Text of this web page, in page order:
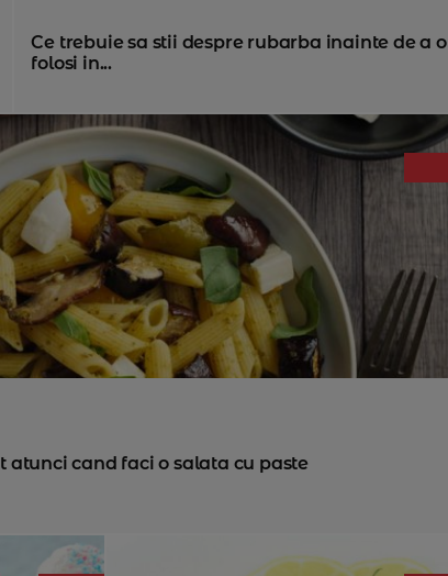
Ce trebuie sa stii despre rubarba inainte de a o
folosi in...
atunci cand faci o salata cu paste